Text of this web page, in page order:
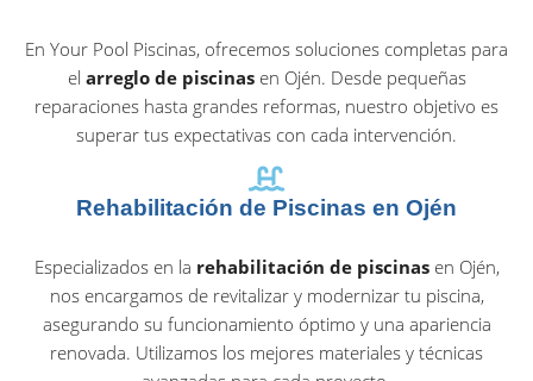
En Your Pool Piscinas, ofrecemos soluciones completas para
el arreglo de piscinasen Ojén. Desde pequeñas
reparaciones hasta grandes reformas, nuestro objetivo es
superar tus expectativas con cada intervención.
Rehabilitación de Piscinas en Ojén
Especializados en la rehabilitación de piscinasen Ojén,
nos encargamos de revitalizar y modernizar tu piscina,
asegurando su funcionamiento óptimo y una apariencia
renovada. Utilizamos los mejores materiales y técnicas